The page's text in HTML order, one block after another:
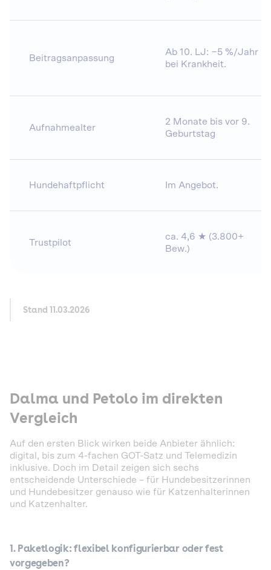
Beitragsanpassung
Ab 10. LJ: −5 %/Jahr
bei Krankheit.
Aufnahmealter
2 Monate bis vor 9.
Geburtstag
Hundehaftpflicht Im Angebot.
Trustpilot
ca. 4,6 ★ (3.800+
Bew.)
Stand 11.03.2026
Dalma und Petolo im direkten
Vergleich
Auf den ersten Blick wirken beide Anbieter ähnlich:
digital, bis zum 4-fachen GOT-Satz und Telemedizin
inklusive. Doch im Detail zeigen sich sechs
entscheidende Unterschiede – für Hundebesitzerinnen
und Hundebesitzer genauso wie für Katzenhalterinnen
und Katzenhalter.
1. Paketlogik: flexibel konfigurierbar oder fest
vorgegeben?